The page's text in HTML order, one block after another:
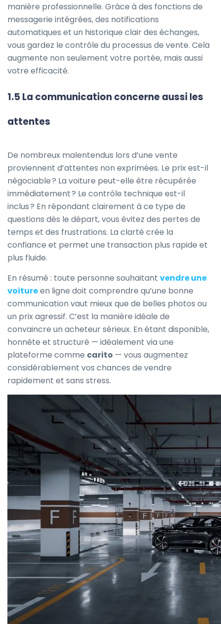
manière professionnelle. Grâce à des fonctions de
messagerie intégrées, des notifications
automatiques et un historique clair des échanges,
vous gardez le contrôle du processus de vente. Cela
augmente non seulement votre portée, mais aussi
votre efficacité.
1.5 La communication concerne aussi les
attentes
De nombreux malentendus lors d’une vente
proviennent d’attentes non exprimées. Le prix est-il
négociable ? La voiture peut-elle être récupérée
immédiatement ? Le contrôle technique est-il
inclus ? En répondant clairement à ce type de
questions dès le départ, vous évitez des pertes de
temps et des frustrations. La clarté crée la
confiance et permet une transaction plus rapide et
plus fluide.
En résumé : toute personne souhaitant vendre une
voitureen ligne doit comprendre qu’une bonne
communication vaut mieux que de belles photos ou
un prix agressif. C’est la manière idéale de
convaincre un acheteur sérieux. En étant disponible,
honnête et structuré — idéalement via une
plateforme comme carito — vous augmentez
considérablement vos chances de vendre
rapidement et sans stress.